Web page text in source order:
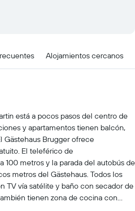
Alojamientos cercanos
está a pocos pasos del centro de
y apartamentos tienen balcón,
Gästehaus Brugger ofrece
El teleférico de
100 metros y la parada del autobús de
metros del Gästehaus. Todos los
TV vía satélite y baño con secador de
tienen zona de cocina con